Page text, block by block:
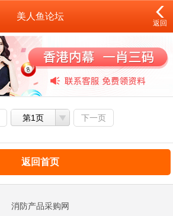
美人鱼论坛
返回
第1页 下一页
返回首页
消防产品采购网